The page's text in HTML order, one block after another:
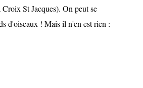
St Jacques). On peut se
d'oiseaux ! Mais il n'en est rien :